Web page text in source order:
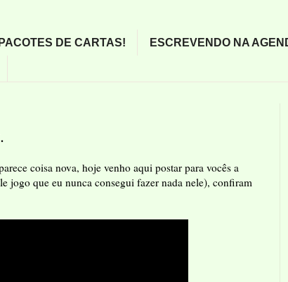
DE CARTAS! ESCREVENDO NA
coisa nova, hoje venho aqui postar para vocês a
que eu nunca consegui fazer nada nele), confiram